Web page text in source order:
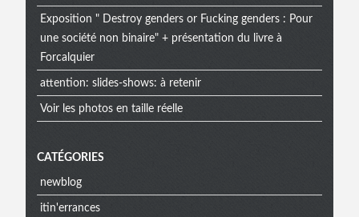
Exposition " Destroy genders or Fucking genders : Pour
une société non binaire" + présentation du livre à
Forcalquier
attention: slides-shows: à retenir
Voir les photos en taille réelle
CATÉGORIES
newblog
itin'errances